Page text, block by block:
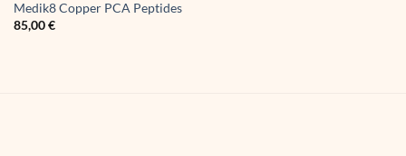
Medik8 Copper PCA Peptides
85,00€